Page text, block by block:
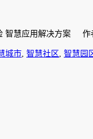
智慧应用解决方案
城市 智慧社区 智慧园